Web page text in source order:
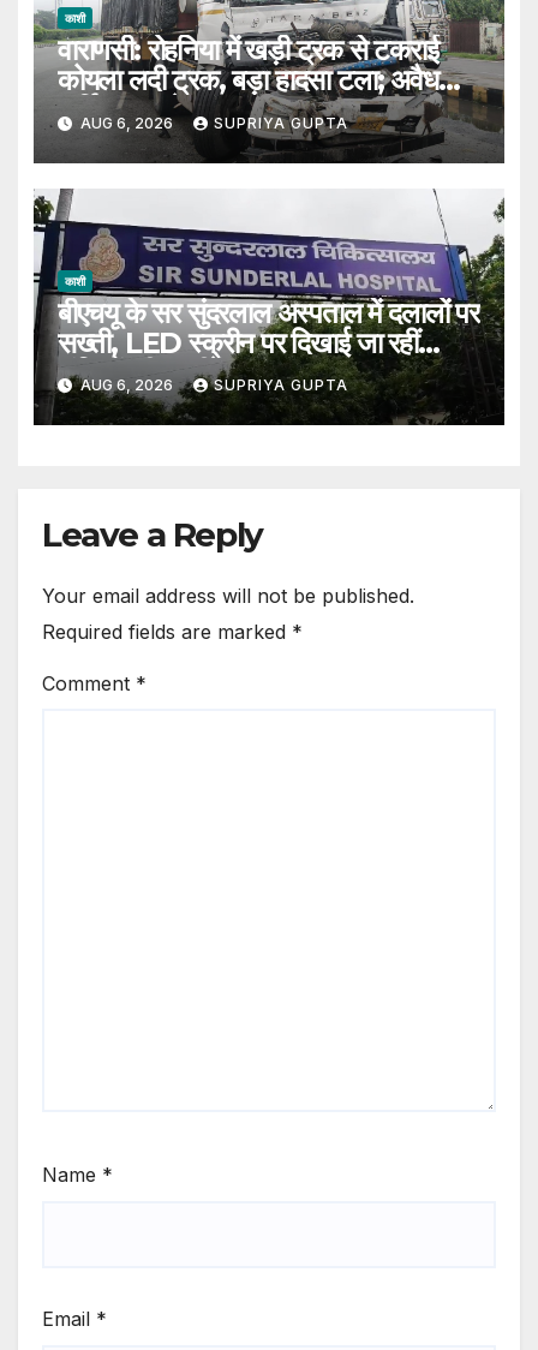
काशी
वाराणसी: रोहनिया में खड़ी ट्रक से टकराई
कोयला लदी ट्रक, बड़ा हादसा टला; अवैध
पार्किंग पर उठे सवाल
AUG 6, 2026 SUPRIYA GUPTA
काशी
बीएचयू के सर सुंदरलाल अस्पताल में दलालों पर
सख्ती, LED स्क्रीन पर दिखाई जा रहीं
संदिग्धों की तस्वीरें
AUG 6, 2026 SUPRIYA GUPTA
Leave a Reply
Your email address will not be published.
Required fields are marked *
Comment *
Name *
Email *